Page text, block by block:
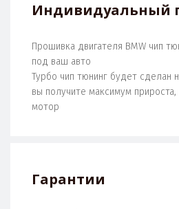
Индивидуальный
Прошивка двигателя BMW чип
под ваш авто
Турбо чип тюнинг будет сделан
вы получите максимум
мотор
Гарантии